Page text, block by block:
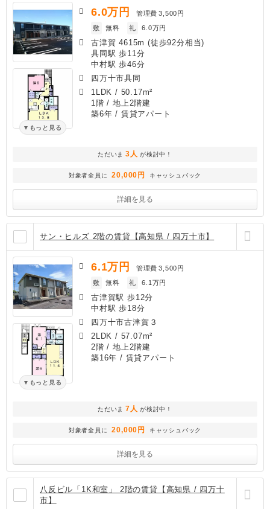
もっと見る
6.0万円 管理費 3,500円
敷
無料 礼 6.0万円
古津賀 4615m (徒歩92分相当)
具同駅 歩11分
中村駅 歩46分
四万十市具同
1LDK / 50.17m²
1階 / 地上2階建
築6年 / 賃貸アパート
ただいま 3人 が検討中！
対象者全員に 20,000円 キャッシュバック
詳細を見る
サン・ヒルズ 2階の賃貸【高知県 / 四万十市】
もっと見る
6.1万円 管理費 3,500円
敷
無料 礼 6.1万円
古津賀駅 歩12分
中村駅 歩18分
四万十市古津賀３
2LDK / 57.07m²
2階 / 地上2階建
築16年 / 賃貸アパート
ただいま 7人 が検討中！
対象者全員に 20,000円 キャッシュバック
詳細を見る
八反ビル「1K和室」 2階の賃貸【高知県 / 四万十
市】